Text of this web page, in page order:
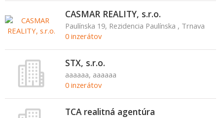
CASMAR REALITY, s.r.o.
Paulínska 19, Rezidencia Paulínska , Trnava
0 inzerátov
STX, s.r.o.
aaaaaa, aaaaaa
0 inzerátov
TCA realitná agentúra